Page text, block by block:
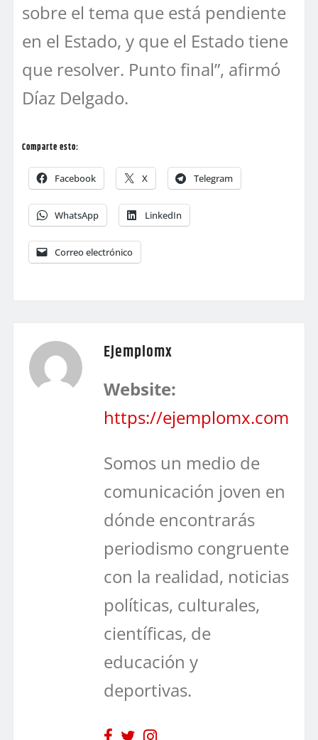
sobre el tema que está pendiente
en el Estado, y que el Estado tiene
que resolver. Punto final”, afirmó
Díaz Delgado.
Comparte esto:
Facebook X Telegram
WhatsApp LinkedIn
Correo electrónico
Ejemplomx
Website:
https://ejemplomx.com
Somos un medio de
comunicación joven en
dónde encontrarás
periodismo congruente
con la realidad, noticias
políticas, culturales,
científicas, de
educación y
deportivas.